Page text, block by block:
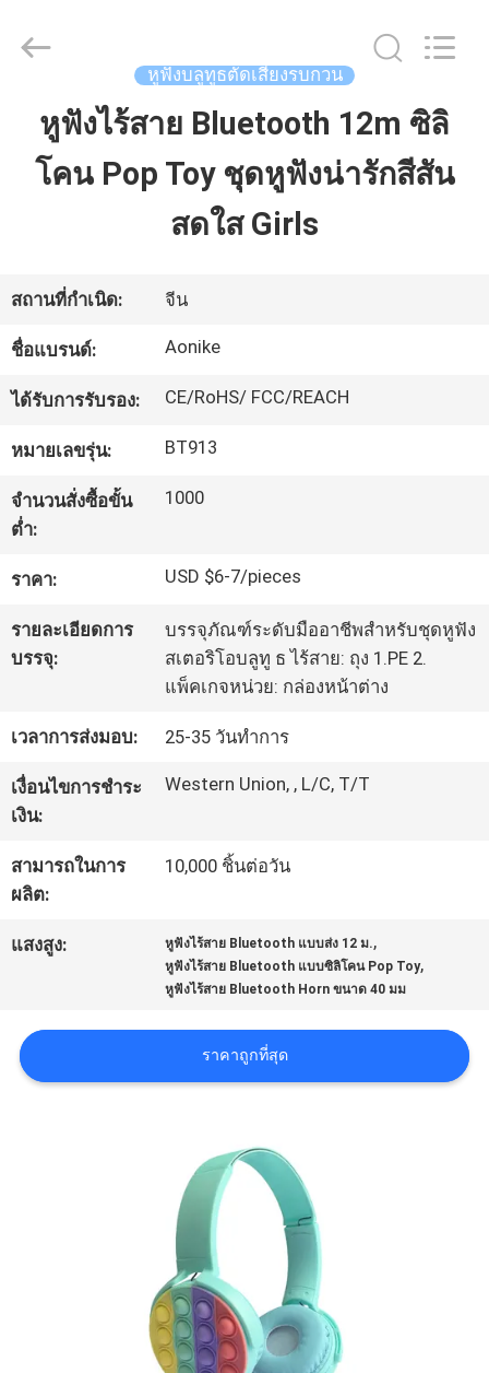
บ้าน
เกี่ยว
กับ
เรา
โรงงาน
คุณภาพ
ติดต่อ
เรา
ขอ
เว็บไซต์
2025
Reserved.
หูฟังบลูทูธตัดเสียงรบกวน
หูฟังไร้สาย Bluetooth 12m ซิลิ
โคน Pop Toy ชุดหูฟังน่ารักสีสัน
สดใส Girls
สถานที่กำเนิด: จีน
ชื่อแบรนด์: Aonike
ได้รับการรับรอง: CE/RoHS/ FCC/REACH
หมายเลขรุ่น: BT913
จำนวนสั่งซื้อขั้น
ต่ำ:
1000
ราคา: USD $6-7/pieces
รายละเอียดการ
บรรจุ:
บรรจุภัณฑ์ระดับมืออาชีพสำหรับชุดหูฟัง
สเตอริโอบลูทู ธ ไร้สาย: ถุง 1.PE 2.
แพ็คเกจหน่วย: กล่องหน้าต่าง
เวลาการส่งมอบ: 25-35 วันทำการ
เงื่อนไขการชำระ
เงิน:
Western Union, , L/C, T/T
สามารถในการ
ผลิต:
10,000 ชิ้นต่อวัน
แสงสูง: หูฟังไร้สาย Bluetooth แบบส่ง 12 ม.,
หูฟังไร้สาย Bluetooth แบบซิลิโคน Pop Toy,
หูฟังไร้สาย Bluetooth Horn ขนาด 40 มม
ราคาถูกที่สุด